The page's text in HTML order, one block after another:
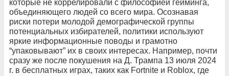
которые не коррелировали с философией гейминга,
объединяющего людей со всего мира. Осознавая
риски потери молодой демографической группы
потенциальных избирателей, политики используют
яркие информационные поводы и грамотно
“упаковывают” их в своих интересах. Например, почти
сразу же после покушения на Д. Трампа 13 июля 2024
г. в бесплатных играх, таких как Fortnite и Roblox, где